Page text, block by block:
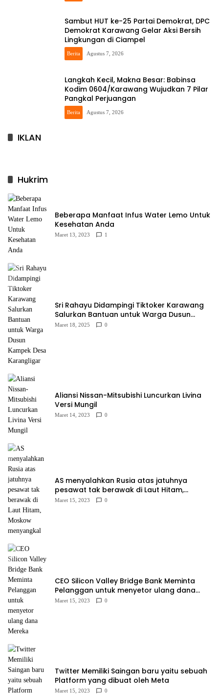
Sambut HUT ke-25 Partai Demokrat, DPC
Demokrat Karawang Gelar Aksi Bersih
Lingkungan di Ciampel
Berita Agustus 7, 2026
Langkah Kecil, Makna Besar: Babinsa
Kodim 0604/Karawang Wujudkan 7 Pilar
Pangkal Perjuangan
Berita Agustus 7, 2026
IKLAN
Hukrim
Beberapa Manfaat Infus Water Lemo Untuk
Kesehatan Anda
Maret 13, 2023 1
Sri Rahayu Didampingi Tiktoker Karawang
Salurkan Bantuan untuk Warga Dusun
Kampek Desa Karangligar
Maret 18, 2025 0
Aliansi Nissan-Mitsubishi Luncurkan Livina
Versi Mungil
Maret 14, 2023 0
AS menyalahkan Rusia atas jatuhnya
pesawat tak berawak di Laut Hitam,
Moskow menyangkal
Maret 15, 2023 0
CEO Silicon Valley Bridge Bank Meminta
Pelanggan untuk menyetor ulang dana
Mereka
Maret 15, 2023 0
Twitter Memiliki Saingan baru yaitu sebuah
Platform yang dibuat oleh Meta
Maret 15, 2023 0